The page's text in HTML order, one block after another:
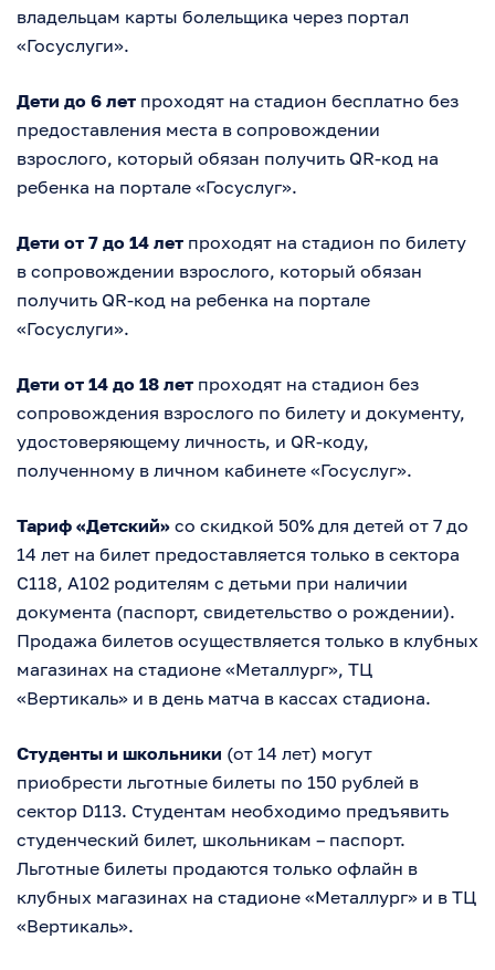
владельцам карты болельщика через портал
«Госуслуги».
Дети до 6 лет проходят на стадион бесплатно без
предоставления места в сопровождении
взрослого, который обязан получить QR-код на
ребенка на портале «Госуслуг».
Дети от 7 до 14 лет проходят на стадион по билету
в сопровождении взрослого, который обязан
получить QR-код на ребенка на портале
«Госуслуги».
Дети от 14 до 18 лет проходят на стадион без
сопровождения взрослого по билету и документу,
удостоверяющему личность, и QR-коду,
полученному в личном кабинете «Госуслуг».
Тариф «Детский» со скидкой 50% для детей от 7 до
14 лет на билет предоставляется только в сектора
С118, А102 родителям с детьми при наличии
документа (паспорт, свидетельство о рождении).
Продажа билетов осуществляется только в клубных
магазинах на стадионе «Металлург», ТЦ
«Вертикаль» и в день матча в кассах стадиона.
Студенты и школьники (от 14 лет) могут
приобрести льготные билеты по 150 рублей в
сектор D113. Студентам необходимо предъявить
студенческий билет, школьникам – паспорт.
Льготные билеты продаются только офлайн в
клубных магазинах на стадионе «Металлург» и в ТЦ
«Вертикаль».